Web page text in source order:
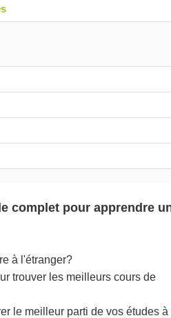
complet pour apprendre
à l'étranger?
trouver les meilleurs cours de
le meilleur parti de vos études à